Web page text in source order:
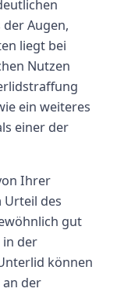
Augen,
liegt bei
Nutzen
ein weiteres
einer der
Ihrer
des
gut
in der
können
der